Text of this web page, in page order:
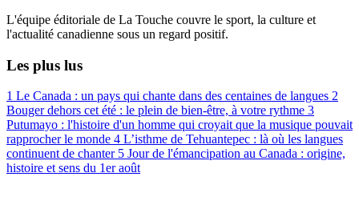
L'équipe éditoriale de La Touche couvre le sport, la culture et
l'actualité canadienne sous un regard positif.
Les plus lus
1 Le Canada : un pays qui chante dans des centaines de langues 2
Bouger dehors cet été : le plein de bien-être, à votre rythme 3
Putumayo : l'histoire d'un homme qui croyait que la musique pouvait
rapprocher le monde 4 L’isthme de Tehuantepec : là où les langues
continuent de chanter 5 Jour de l'émancipation au Canada : origine,
histoire et sens du 1er août